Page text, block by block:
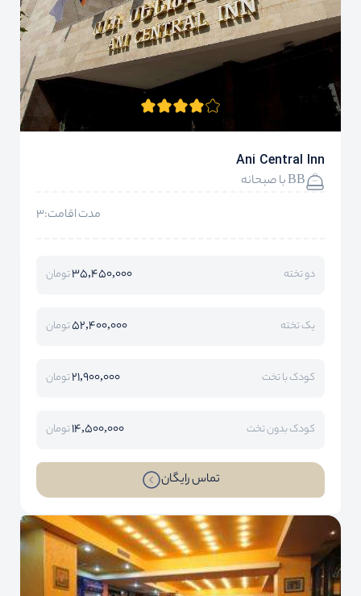
Ani Central Inn
BB با صبحانه
مدت اقامت:3
دو تخته 35,450,000تومان
یک تخته 52,400,000تومان
کودک با تخت 21,900,000تومان
کودک بدون تخت 14,500,000تومان
تماس رایگان